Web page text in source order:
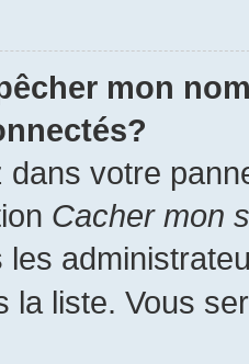
mon
votre
Cacher mon
les
la liste. Vous